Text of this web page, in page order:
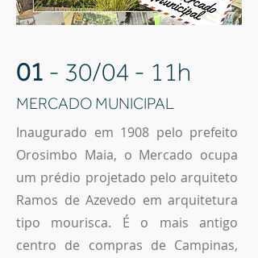
01 - 30/04 - 11h
MERCADO MUNICIPAL
Inaugurado em 1908 pelo prefeito
Orosimbo Maia, o Mercado ocupa
um prédio projetado pelo arquiteto
Ramos de Azevedo em arquitetura
tipo mourisca. É o mais antigo
centro de compras de Campinas,